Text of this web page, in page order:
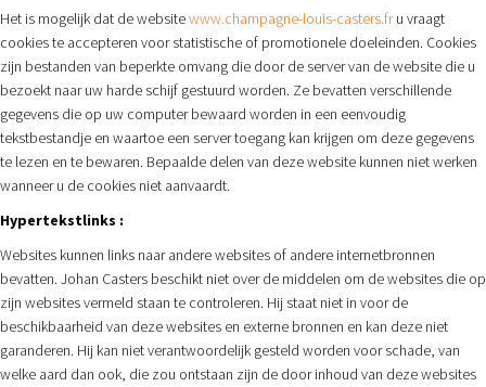
Het is mogelijk dat de websitewww.champagne-louis-casters.fr u vraagt
cookies te accepteren voor statistische of promotionele doeleinden. Cookies
zijn bestanden van beperkte omvang die door de server van de website die u
bezoekt naar uw harde schijf gestuurd worden. Ze bevatten verschillende
gegevens die op uw computer bewaard worden in een eenvoudig
tekstbestandje en waartoe een server toegang kan krijgen om deze gegevens
te lezen en te bewaren. Bepaalde delen van deze website kunnen niet werken
wanneer u de cookies niet aanvaardt.
Hypertekstlinks :
Websites kunnen links naar andere websites of andere internetbronnen
bevatten. Johan Casters beschikt niet over de middelen om de websites die op
zijn websites vermeld staan te controleren. Hij staat niet in voor de
beschikbaarheid van deze websites en externe bronnen en kan deze niet
garanderen. Hij kan niet verantwoordelijk gesteld worden voor schade, van
welke aard dan ook, die zou ontstaan zijn de door inhoud van deze websites